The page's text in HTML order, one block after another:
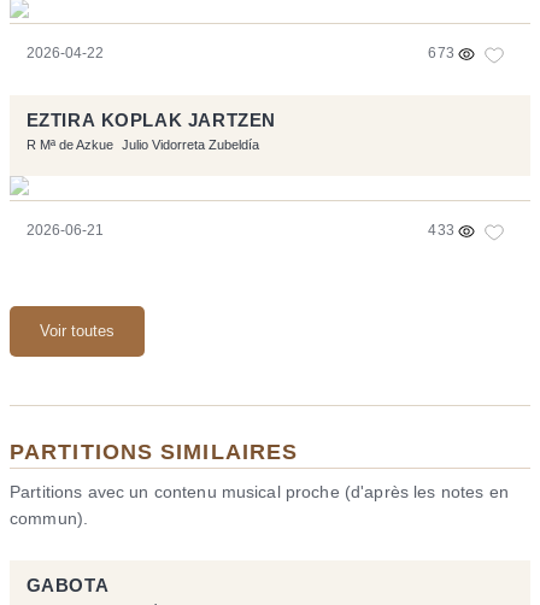
2026-04-22 673
EZTIRA KOPLAK JARTZEN
R Mª de Azkue Julio Vidorreta Zubeldía
2026-06-21 433
Voir toutes
PARTITIONS SIMILAIRES
Partitions avec un contenu musical proche (d'après les notes en
commun).
GABOTA